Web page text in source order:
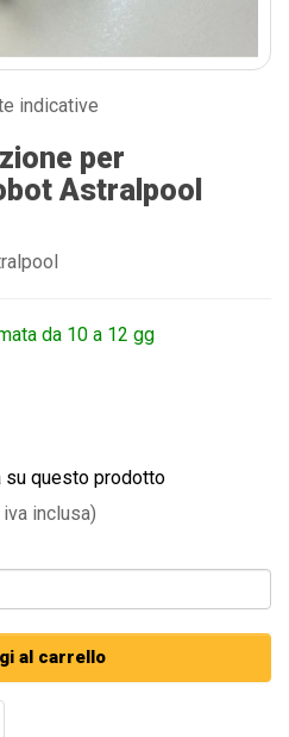
indicative
per
Astralpool
da 10 a 12 gg
su questo prodotto
inclusa)
al carrello